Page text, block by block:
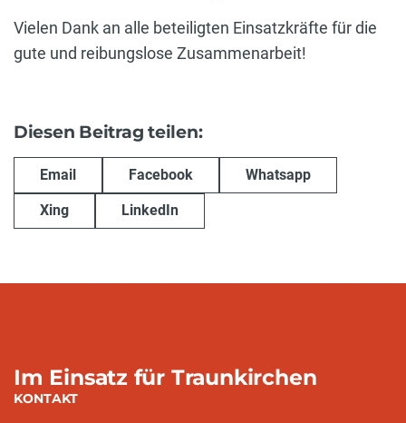
Vielen Dank an alle beteiligten Einsatzkräfte für die
gute und reibungslose Zusammenarbeit!
Diesen Beitrag teilen:
Email Facebook Whatsapp
Xing LinkedIn
Im Einsatz für Traunkirchen
KONTAKT